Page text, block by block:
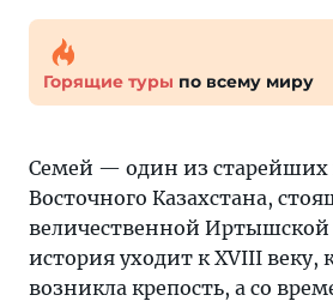
Горящие туры по всему миру
Семей — один из старейших
Восточного Казахстана,
величественной Иртышской
история уходит к XVIII веку,
возникла крепость, а со